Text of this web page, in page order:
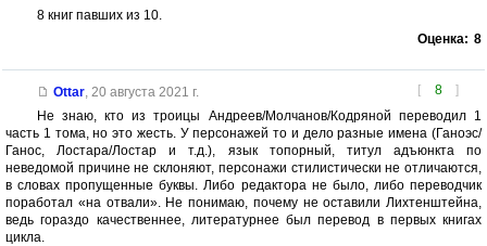
8 книг павших из 10.
Оценка: 8
[ 8 ]
Ottar, 20 августа 2021 г.
Не знаю, кто из троицы Андреев/Молчанов/Кодряной переводил 1
часть 1 тома, но это жесть. У персонажей то и дело разные имена (Ганоэс/
Ганос, Лостара/Лостар и т.д.), язык топорный, титул адъюнкта по
неведомой причине не склоняют, персонажи стилистически не отличаются,
в словах пропущенные буквы. Либо редактора не было, либо переводчик
поработал «на отвали». Не понимаю, почему не оставили Лихтенштейна,
ведь гораздо качественнее, литературнее был перевод в первых книгах
цикла.